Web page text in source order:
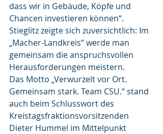
dass wir in Gebäude, Köpfe und
Chancen investieren können“.
Stieglitz zeigte sich zuversichtlich: Im
„Macher-Landkreis“ werde man
gemeinsam die anspruchsvollen
Herausforderungen meistern.
Das Motto „Verwurzelt vor Ort.
Gemeinsam stark. Team CSU.“ stand
auch beim Schlusswort des
Kreistagsfraktionsvorsitzenden
Dieter Hummel im Mittelpunkt